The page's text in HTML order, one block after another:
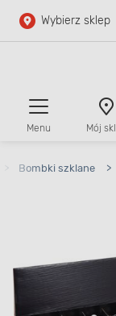
Przejdź do
Wybierz sklep
Menu Mój
Bombki szklane >